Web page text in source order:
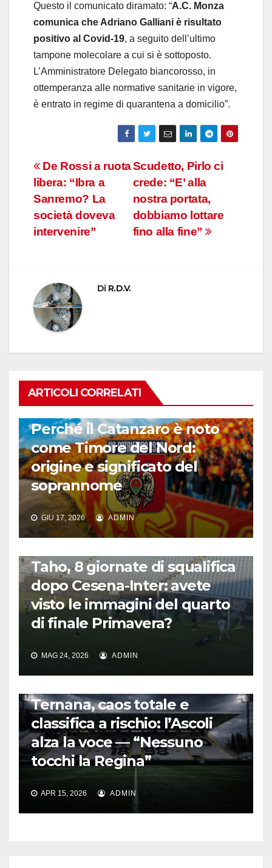
Questo il comunicato diramato: “A.C. Monza
comunica che Adriano Galliani è risultato
positivo al Covid-19, a seguito dell’ultimo
tampone molecolare a cui si è sottoposto.
L’Amministratore Delegato biancorosso, in
ottemperanza alle normative sanitarie in vigore,
è entrato in regime di quarantena a domicilio”.
Navigazione
articoli
Scudetto, Pirlo ci
crede: “E’ alla
nostra portata,
dobbiamo lottare
fino alla fine”
De Rossi a ruota
libera: “Ibra a
Sanremo? La
società doveva
intervenire”
Di R.D.V.
ARTICOLI CORRELATI
Perché il Catanzaro è noto
come Timore del Nord:
origine e significato del
soprannome
GIU 17, 2026 ADMIN
Taho, 8 giornate di squalifica
dopo Cesena-Inter: avete
visto le immagini del quarto
di finale Primavera?
MAG 24, 2026 ADMIN
Ternana, caos totale e
classifica a rischio: l’Ascoli
alza la voce — “Nessuno
tocchi la Regina”
APR 15, 2026 ADMIN